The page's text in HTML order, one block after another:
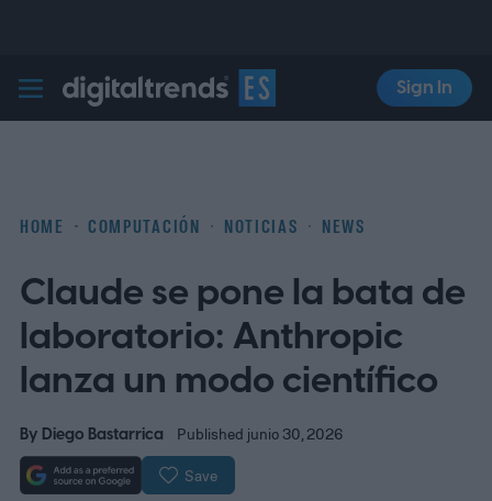
Digital Trends Español
Sign In
HOME COMPUTACIÓN NOTICIAS NEWS
Claude se pone la bata de
laboratorio: Anthropic
lanza un modo científico
By Diego Bastarrica Published junio 30, 2026
Save